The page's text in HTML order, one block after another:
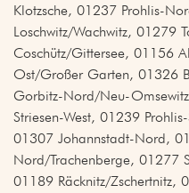
Klotzsche, 01237 Prohlis-
Loschwitz/Wachwitz, 01279
Coschütz/Gittersee, 01156
Ost/Großer Garten, 01326
Gorbitz-Nord/Neu-
Striesen-West, 01239
01307 Johannstadt-Nord,
Nord/Trachenberge, 01277
01189 Räcknitz/Zschertnitz,